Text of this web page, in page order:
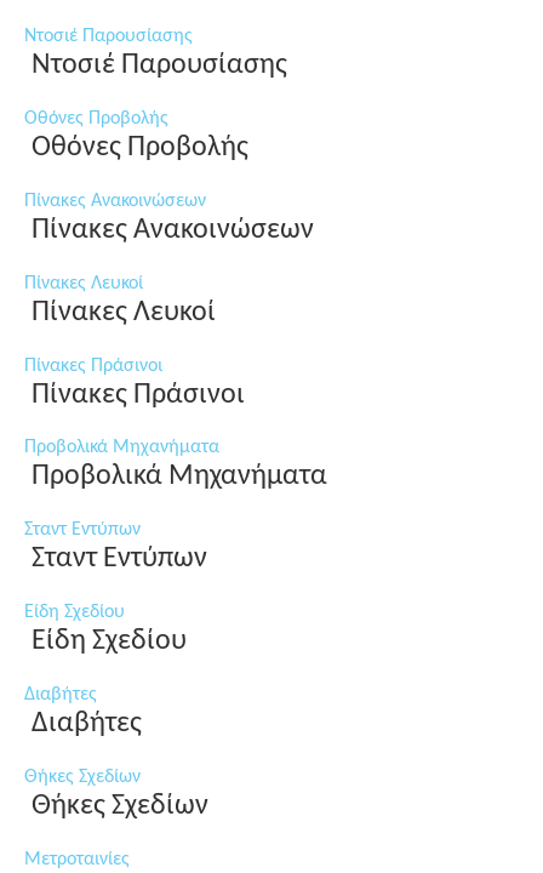
Ντοσιέ Παρουσίασης
Ντοσιέ Παρουσίασης
Οθόνες Προβολής
Οθόνες Προβολής
Πίνακες Ανακοινώσεων
Πίνακες Ανακοινώσεων
Πίνακες Λευκοί
Πίνακες Λευκοί
Πίνακες Πράσινοι
Πίνακες Πράσινοι
Προβολικά Μηχανήματα
Προβολικά Μηχανήματα
Σταντ Εντύπων
Σταντ Εντύπων
Είδη Σχεδίου
Είδη Σχεδίου
Διαβήτες
Διαβήτες
Θήκες Σχεδίων
Θήκες Σχεδίων
Μετροταινίες